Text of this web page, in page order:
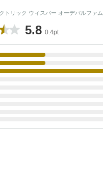
トリック ウィスパー オーデパルファム
5.8 0.4pt